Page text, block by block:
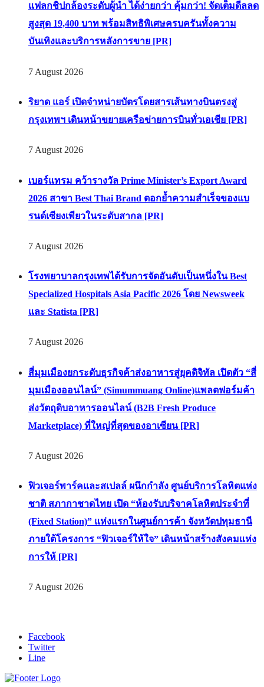
แฟลกชิปกล้องระดับผู้นำ ได้ง่ายกว่า คุ้มกว่า! จัดเต็มดีลลด
สูงสุด 19,400 บาท พร้อมสิทธิพิเศษครบครันทั้งความ
บันเทิงและบริการหลังการขาย [PR]
7 August 2026
ริยาด แอร์ เปิดจำหน่ายบัตรโดยสารเส้นทางบินตรงสู่
กรุงเทพฯ เดินหน้าขยายเครือข่ายการบินทั่วเอเชีย [PR]
7 August 2026
เบอร์แทรม คว้ารางวัล Prime Minister’s Export Award
2026 สาขา Best Thai Brand ตอกย้ำความสำเร็จของแบ
รนด์เซียงเพียวในระดับสากล [PR]
7 August 2026
โรงพยาบาลกรุงเทพได้รับการจัดอันดับเป็นหนึ่งใน Best
Specialized Hospitals Asia Pacific 2026 โดย Newsweek
และ Statista [PR]
7 August 2026
สี่มุมเมืองยกระดับธุรกิจค้าส่งอาหารสู่ยุคดิจิทัล เปิดตัว “สี่
มุมเมืองออนไลน์” (Simummuang Online)แพลตฟอร์มค้า
ส่งวัตถุดิบอาหารออนไลน์ (B2B Fresh Produce
Marketplace) ที่ใหญ่ที่สุดของอาเซียน [PR]
7 August 2026
ฟิวเจอร์พาร์คและสเปลล์ ผนึกกำลัง ศูนย์บริการโลหิตแห่ง
ชาติ สภากาชาดไทย เปิด “ห้องรับบริจาคโลหิตประจำที่
(Fixed Station)” แห่งแรกในศูนย์การค้า จังหวัดปทุมธานี
ภายใต้โครงการ “ฟิวเจอร์ให้ใจ” เดินหน้าสร้างสังคมแห่ง
การให้ [PR]
7 August 2026
Facebook
Twitter
Line